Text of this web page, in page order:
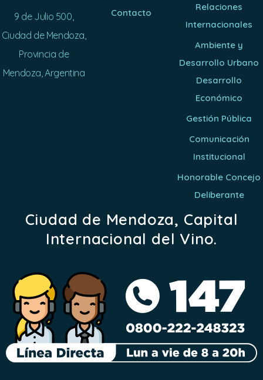
9 de Julio 500,
Ciudad de Mendoza,
Provincia de
Mendoza, Argentina
Contacto
Relaciones
Internacionales
Ambiente y
Desarrollo Urbano
Desarrollo
Económico
Gestión Pública
Comunicación
Institucional
Honorable Concejo
Deliberante
Ciudad de Mendoza, Capital
Internacional del Vino.